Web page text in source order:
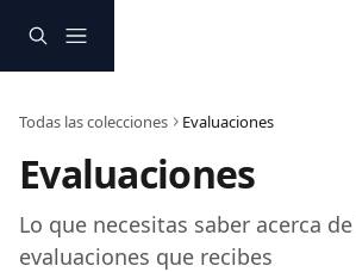
Todas las colecciones Evaluaciones
Evaluaciones
Lo que necesitas saber acerca
evaluaciones que recibes